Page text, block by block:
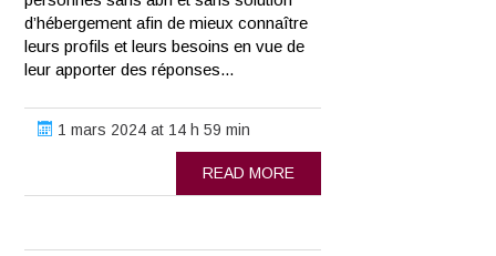
d’hébergement afin de mieux connaître
leurs profils et leurs besoins en vue de
leur apporter des réponses...
1 mars 2024 at 14 h 59 min
READ MORE